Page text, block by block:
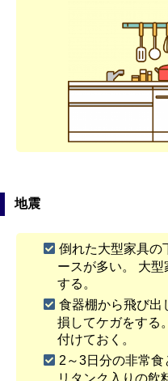
地震
倒れた大型家具の
ースが多い。 大
する。
食器棚から飛び出
損してケガをする
付けておく。
2～3日分の非常
リタンク入りの飲